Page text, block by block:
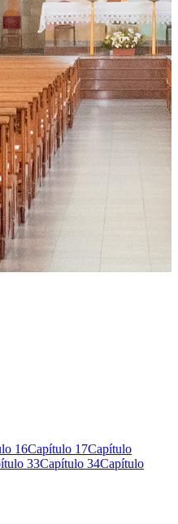
16Capítulo 17Capítulo
33Capítulo 34Capítulo